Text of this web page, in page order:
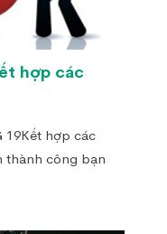
hợp các
19Kết hợp các
thành công bạn